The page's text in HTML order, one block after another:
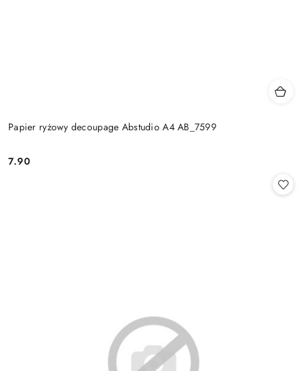
Papier ryżowy decoupage Abstudio A4 AB_7599
Cena:
7.90